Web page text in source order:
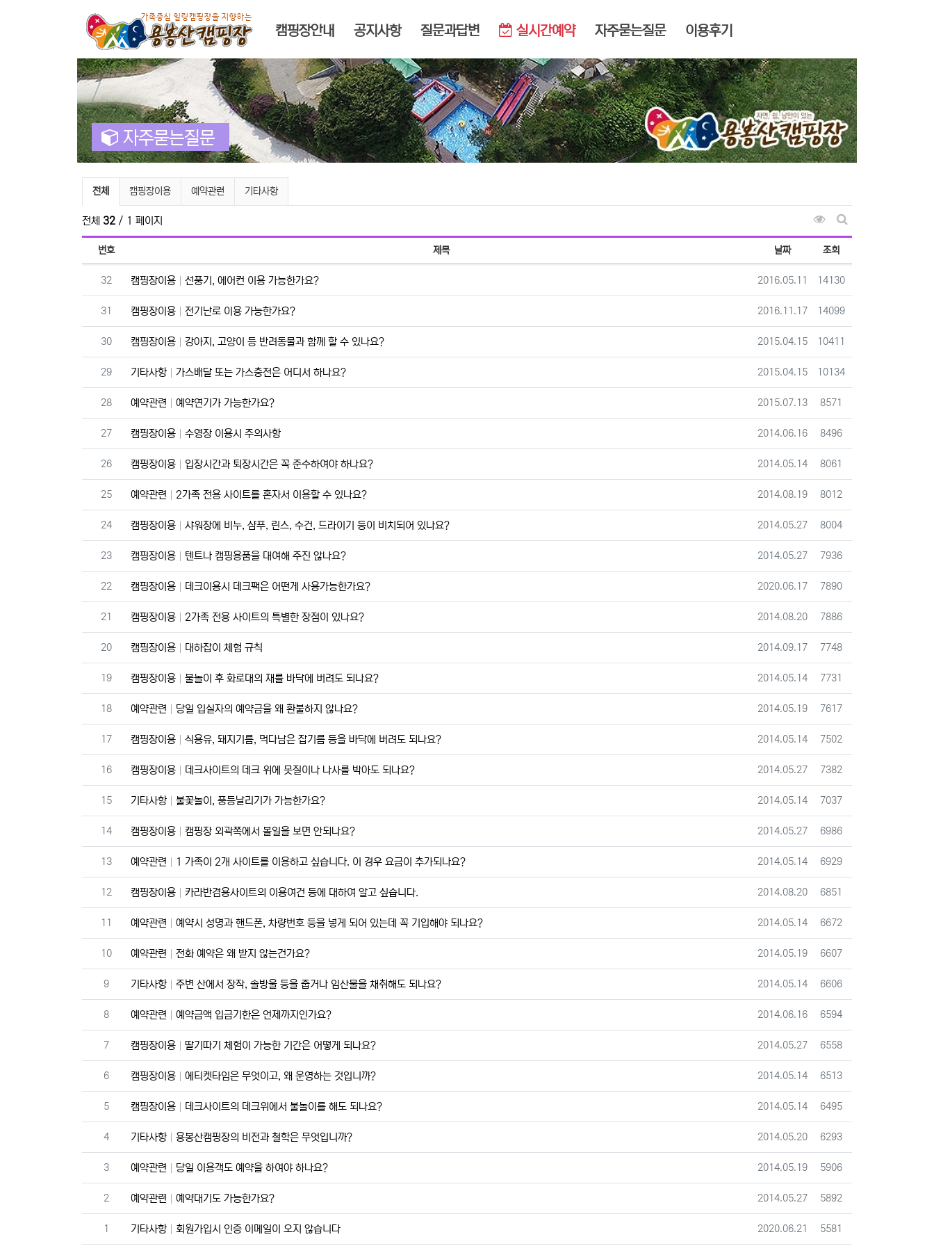
메인 메뉴
캠핑장안내 공지사항 질문과답변 실시간예약 자주묻는질문 이용후기
자주묻는질문
자주묻는질문 분류 목록
전체 캠핑장이용 예약관련 기타사항
전체 32 / 1 페이지
조회순 정렬
게시판 검색
번호
제목 날짜 조회
번호
32 캠핑장이용 선풍기, 에어컨 이용 가능한가요? 등록일
2016.05.11 조회
14130
번호
31 캠핑장이용 전기난로 이용 가능한가요? 등록일
2016.11.17 조회
14099
번호
30 캠핑장이용 강아지, 고양이 등 반려동물과 함께 할 수 있나요? 등록일
2015.04.15 조회
10411
번호
29 기타사항 가스배달 또는 가스충전은 어디서 하나요? 등록일
2015.04.15 조회
10134
번호
28 예약관련 예약연기가 가능한가요? 등록일
2015.07.13 조회
8571
번호
27 캠핑장이용 수영장 이용시 주의사항 등록일
2014.06.16 조회
8496
번호
26 캠핑장이용 입장시간과 퇴장시간은 꼭 준수하여야 하나요? 등록일
2014.05.14 조회
8061
번호
25 예약관련 2가족 전용 사이트를 혼자서 이용할 수 있나요? 등록일
2014.08.19 조회
8012
번호
24 캠핑장이용 샤워장에 비누, 샴푸, 린스, 수건, 드라이기 등이 비치되어 있나요? 등록일
2014.05.27 조회
8004
번호
23 캠핑장이용 텐트나 캠핑용품을 대여해 주진 않나요? 등록일
2014.05.27 조회
7936
번호
22 캠핑장이용 데크이용시 데크팩은 어떤게 사용가능한가요? 등록일
2020.06.17 조회
7890
번호
21 캠핑장이용 2가족 전용 사이트의 특별한 장점이 있나요? 등록일
2014.08.20 조회
7886
번호
20 캠핑장이용 대하잡이 체험 규칙 등록일
2014.09.17 조회
7748
번호
19 캠핑장이용 불놀이 후 화로대의 재를 바닥에 버려도 되나요? 등록일
2014.05.14 조회
7731
번호
18 예약관련 당일 입실자의 예약금을 왜 환불하지 않나요? 등록일
2014.05.19 조회
7617
번호
17 캠핑장이용 식용유, 돼지기름, 먹다남은 잡기름 등을 바닥에 버려도 되나요? 등록일
2014.05.14 조회
7502
번호
16 캠핑장이용 데크사이트의 데크 위에 못질이나 나사를 박아도 되나요? 등록일
2014.05.27 조회
7382
번호
15 기타사항 불꽃놀이, 풍등날리기가 가능한가요? 등록일
2014.05.14 조회
7037
번호
14 캠핑장이용 캠핑장 외곽쪽에서 볼일을 보면 안되나요? 등록일
2014.05.27 조회
6986
번호
13 예약관련 1 가족이 2개 사이트를 이용하고 싶습니다. 이 경우 요금이 추가되나요? 등록일
2014.05.14 조회
6929
번호
12 캠핑장이용 카라반겸용사이트의 이용여건 등에 대하여 알고 싶습니다. 등록일
2014.08.20 조회
6851
번호
11 예약관련 예약시 성명과 핸드폰, 차량번호 등을 넣게 되어 있는데 꼭 기입해야 되나요? 등록일
2014.05.14 조회
6672
번호
10 예약관련 전화 예약은 왜 받지 않는건가요? 등록일
2014.05.19 조회
6607
번호
9 기타사항 주변 산에서 장작, 솔방울 등을 줍거나 임산물을 채취해도 되나요? 등록일
2014.05.14 조회
6606
번호
8 예약관련 예약금액 입금기한은 언제까지인가요? 등록일
2014.06.16 조회
6594
번호
7 캠핑장이용 딸기따기 체험이 가능한 기간은 어떻게 되나요? 등록일
2014.05.27 조회
6558
번호
6 캠핑장이용 에티켓타임은 무엇이고, 왜 운영하는 것입니까? 등록일
2014.05.14 조회
6513
번호
5 캠핑장이용 데크사이트의 데크위에서 불놀이를 해도 되나요? 등록일
2014.05.14 조회
6495
번호
4 기타사항 용봉산캠핑장의 비전과 철학은 무엇입니까? 등록일
2014.05.20 조회
6293
번호
3 예약관련 당일 이용객도 예약을 하여야 하나요? 등록일
2014.05.19 조회
5906
번호
2 예약관련 예약대기도 가능한가요? 등록일
2014.05.27 조회
5892
번호
1 기타사항 회원가입시 인증 이메일이 오지 않습니다 등록일
2020.06.21 조회
5581